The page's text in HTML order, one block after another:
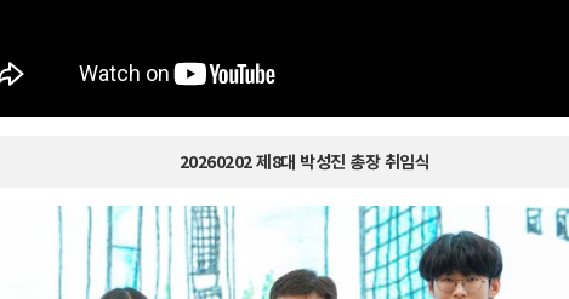
20260202 제8대 박성진 총장 취임식